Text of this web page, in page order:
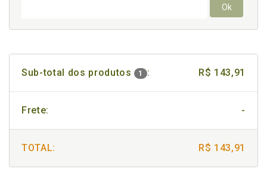
Ok
Sub-total dos produtos 1 : R$ 143,91
Frete: -
TOTAL: R$ 143,91